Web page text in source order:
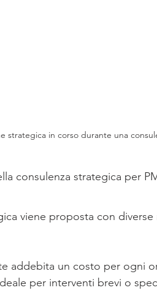
strategica in corso durante una
consulenza strategica per
viene proposta con
addebita un costo per ogni
per interventi brevi o